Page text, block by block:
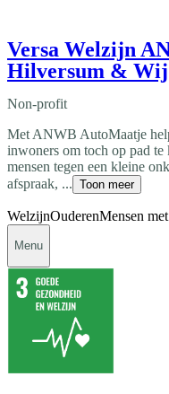
Versa Welzijn
Hilversum &
Non-profit
Met ANWB AutoMaatje
inwoners om toch op pad
mensen tegen een kleine
afspraak, ... Toon meer
WelzijnOuderenMensen
Menu